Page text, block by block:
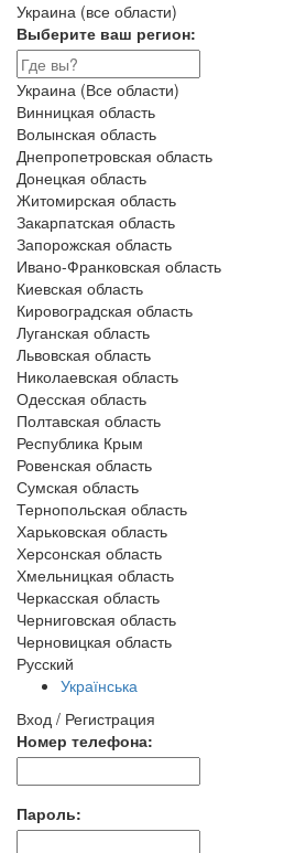
Украина (все области)
Выберите ваш регион:
Украина (Все области)
Винницкая область
Волынская область
Днепропетровская область
Донецкая область
Житомирская область
Закарпатская область
Запорожская область
Ивано-Франковская область
Киевская область
Кировоградская область
Луганская область
Львовская область
Николаевская область
Одесская область
Полтавская область
Республика Крым
Ровенская область
Сумская область
Тернопольская область
Харьковская область
Херсонская область
Хмельницкая область
Черкасская область
Черниговская область
Черновицкая область
Русский
Українська
Вход / Регистрация
Номер телефона:
Пароль: